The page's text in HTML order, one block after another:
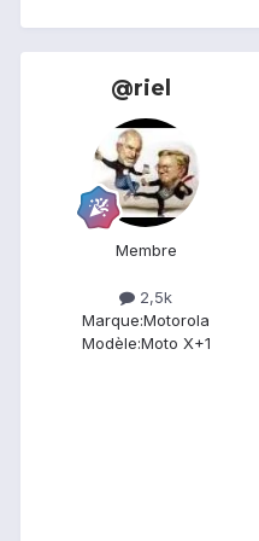
@riel
Membre
2,5k
Marque:Motorola
Modèle:Moto X+1